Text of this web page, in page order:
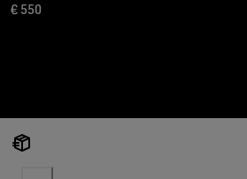
€ 550
prezzo attuale € 550